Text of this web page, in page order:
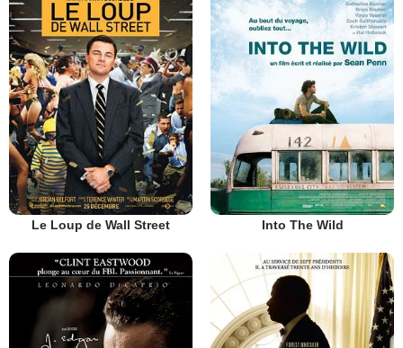
Le Loup de Wall Street Into The Wild